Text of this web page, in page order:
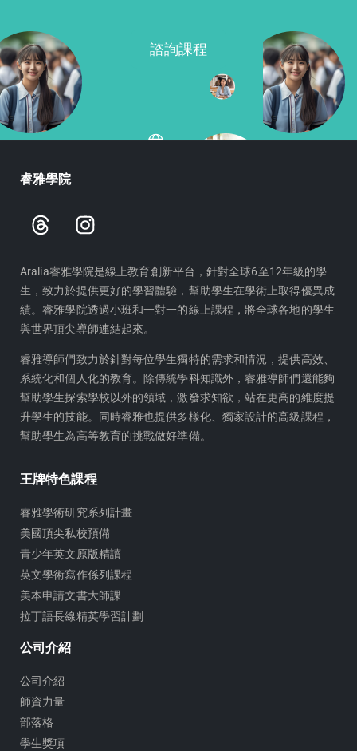
諮詢課程
睿雅學院
T
h
e
a
d
s
I
n
t
a
g
r
a
m
Aralia睿雅學院是線上教育創新平台，針對全球6至12年級的學
生，致力於提供更好的學習體驗，幫助學生在學術上取得優異成
績。睿雅學院透過小班和一對一的線上課程，將全球各地的學生
與世界頂尖導師連結起來。
睿雅導師們致力於針對每位學生獨特的需求和情況，提供高效、
系統化和個人化的教育。除傳統學科知識外，睿雅導師們還能夠
幫助學生探索學校以外的領域，激發求知欲，站在更高的維度提
升學生的技能。同時睿雅也提供多樣化、獨家設計的高級課程，
幫助學生為高等教育的挑戰做好準備。
王牌特色課程
睿雅學術研究系列計畫
美國頂尖私校預備
青少年英文原版精讀
英文學術寫作係列課程
美本申請文書大師課
拉丁語長線精英學習計劃
公司介紹
公司介紹
師資力量
部落格
學生獎項